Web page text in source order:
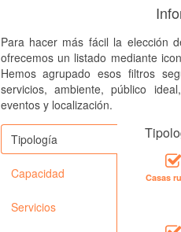
Para hacer más fácil la elección
ofrecemos un listado mediante
Hemos agrupado esos filtros
servicios, ambiente, público
eventos y localización.
Tipología
Capacidad
Servicios
Casas